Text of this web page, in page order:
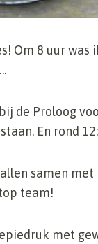
Om 8 uur was
de Proloog
En rond
samen
team!
met